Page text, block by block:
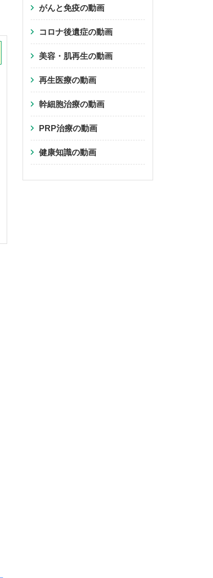
がんと免疫の動画
コロナ後遺症の動画
美容・肌再生の動画
再生医療の動画
幹細胞治療の動画
PRP治療の動画
健康知識の動画